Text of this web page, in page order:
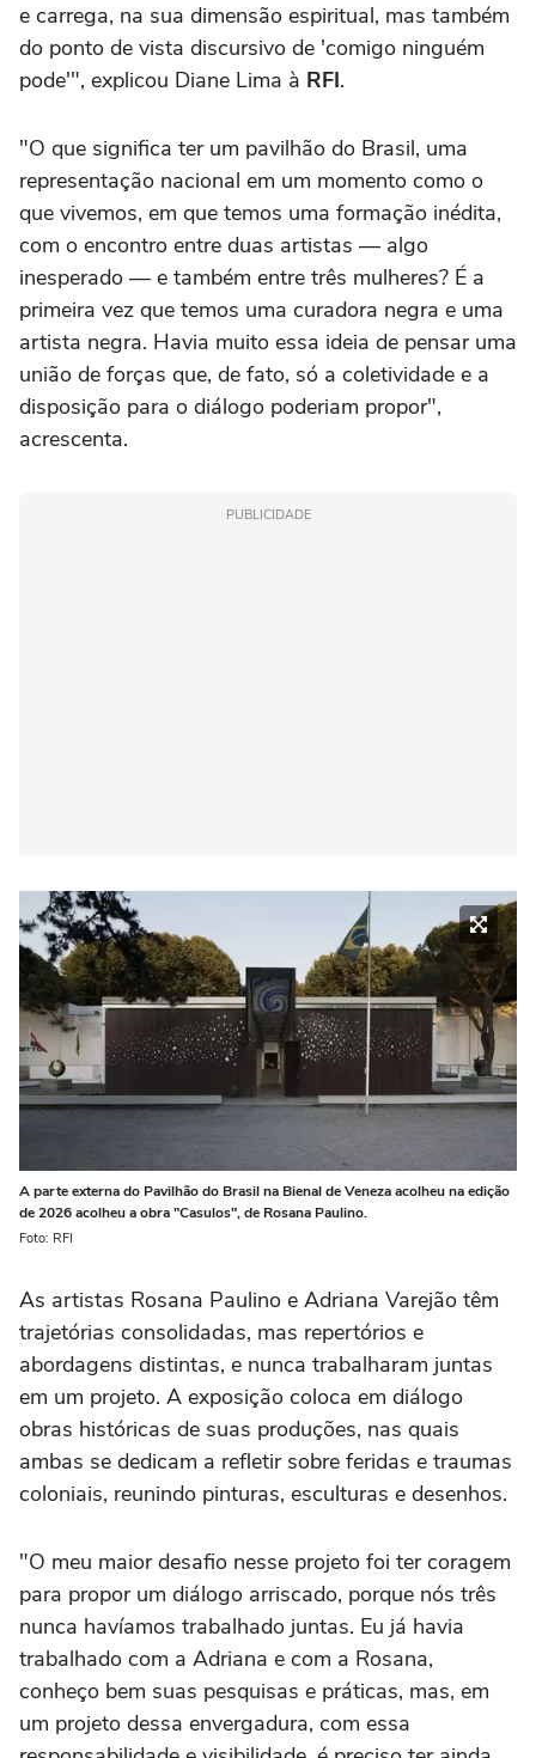
e carrega, na sua dimensão espiritual, mas também
do ponto de vista discursivo de 'comigo ninguém
pode'", explicou Diane Lima à RFI.
"O que significa ter um pavilhão do Brasil, uma
representação nacional em um momento como o
que vivemos, em que temos uma formação inédita,
com o encontro entre duas artistas — algo
inesperado — e também entre três mulheres? É a
primeira vez que temos uma curadora negra e uma
artista negra. Havia muito essa ideia de pensar uma
união de forças que, de fato, só a coletividade e a
disposição para o diálogo poderiam propor",
acrescenta.
PUBLICIDADE
A parte externa do Pavilhão do Brasil na Bienal de Veneza acolheu na edição
de 2026 acolheu a obra "Casulos", de Rosana Paulino.
Foto: RFI
As artistas Rosana Paulino e Adriana Varejão têm
trajetórias consolidadas, mas repertórios e
abordagens distintas, e nunca trabalharam juntas
em um projeto. A exposição coloca em diálogo
obras históricas de suas produções, nas quais
ambas se dedicam a refletir sobre feridas e traumas
coloniais, reunindo pinturas, esculturas e desenhos.
"O meu maior desafio nesse projeto foi ter coragem
para propor um diálogo arriscado, porque nós três
nunca havíamos trabalhado juntas. Eu já havia
trabalhado com a Adriana e com a Rosana,
conheço bem suas pesquisas e práticas, mas, em
um projeto dessa envergadura, com essa